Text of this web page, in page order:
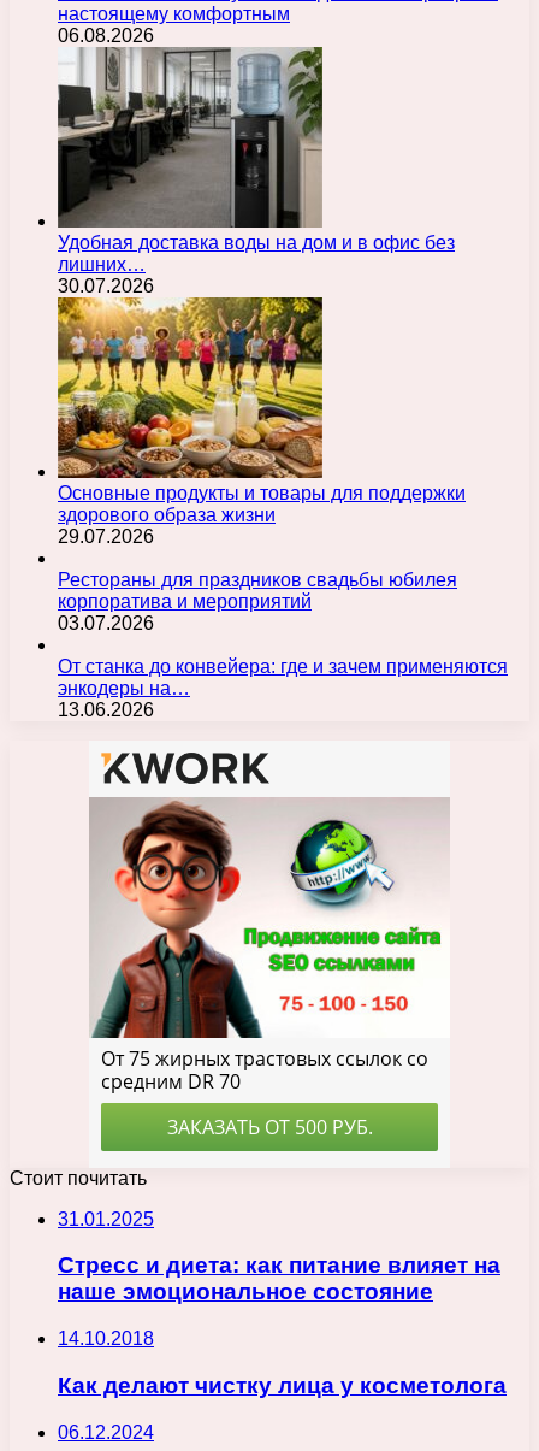
настоящему комфортным
06.08.2026
Удобная доставка воды на дом и в офис без
лишних…
30.07.2026
Основные продукты и товары для поддержки
здорового образа жизни
29.07.2026
Рестораны для праздников свадьбы юбилея
корпоратива и мероприятий
03.07.2026
От станка до конвейера: где и зачем применяются
энкодеры на…
13.06.2026
Стоит почитать
31.01.2025
Стресс и диета: как питание влияет на
наше эмоциональное состояние
14.10.2018
Как делают чистку лица у косметолога
06.12.2024